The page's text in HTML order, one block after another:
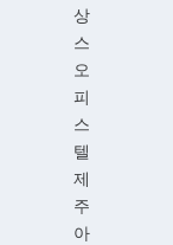
상
스
오
피
스
텔
제
주
아